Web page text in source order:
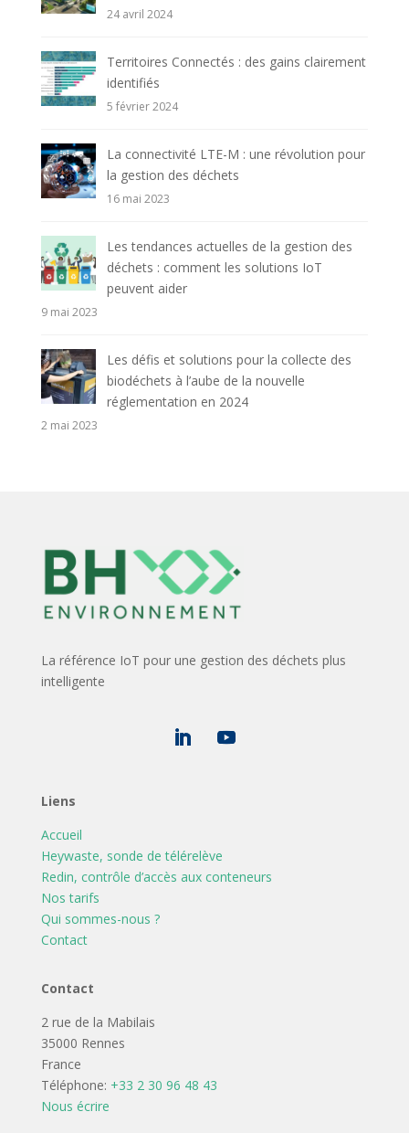
24 avril 2024
Territoires Connectés : des gains clairement
identifiés
5 février 2024
La connectivité LTE-M : une révolution pour
la gestion des déchets
16 mai 2023
Les tendances actuelles de la gestion des
déchets : comment les solutions IoT
peuvent aider
9 mai 2023
Les défis et solutions pour la collecte des
biodéchets à l’aube de la nouvelle
réglementation en 2024
2 mai 2023
La référence IoT pour une gestion des déchets plus
intelligente
Liens
Accueil
Heywaste, sonde de télérelève
Redin, contrôle d’accès aux conteneurs
Nos tarifs
Qui sommes-nous ?
Contact
Contact
2 rue de la Mabilais
35000 Rennes
France
Téléphone: +33 2 30 96 48 43
Nous écrire